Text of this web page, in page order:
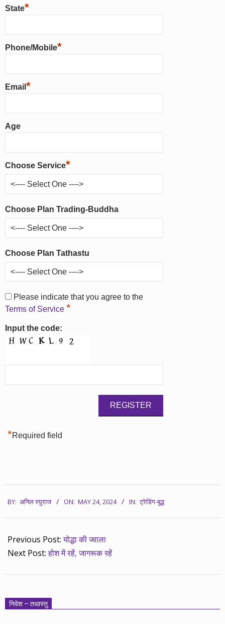
State*
Phone/Mobile*
Email *
Age
Choose Service*
Choose Plan Trading-Buddha
Choose Plan Tathastu
Please indicate that you agree to the
Terms of Service *
Input the code:
*Required field
05-
24
BY: अनिल रघुराज ON: MAY 24, 2024 IN: ट्रेडिंग-बुद्ध
Previous Post:योद्धा की ज्वाला
Next Post:होश में रहें, जागरूक रहें
निवेश – तथास्तु